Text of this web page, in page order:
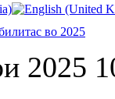
во 2025
2025